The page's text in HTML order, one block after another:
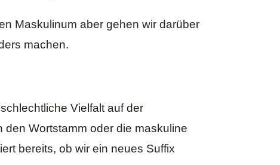
Maskulinum aber gehen wir darüber
machen.
Vielfalt auf der
Wortstamm oder die maskuline
bereits, ob wir ein neues Suffix